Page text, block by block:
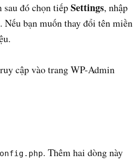
sau đó chọn tiếpSettings, nhập
Nếu bạn muốn thay đổi tên miền
cập vào trang WP-Admin
. Thêm hai dòng này